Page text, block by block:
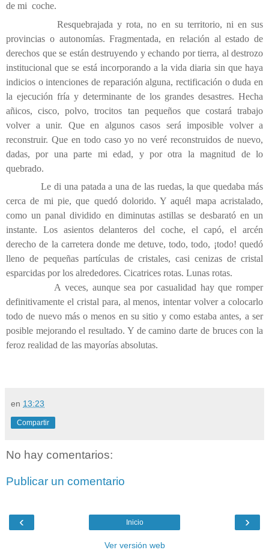
de mi coche.
Resquebrajada y rota, no en su territorio, ni en sus
provincias o autonomías. Fragmentada, en relación al estado de
derechos que se están destruyendo y echando por tierra, al destrozo
institucional que se está incorporando a la vida diaria sin que haya
indicios o intenciones de reparación alguna, rectificación o duda en
la ejecución fría y determinante de los grandes desastres. Hecha
añicos, cisco, polvo, trocitos tan pequeños que costará trabajo
volver a unir. Que en algunos casos será imposible volver a
reconstruir. Que en todo caso yo no veré reconstruidos de nuevo,
dadas, por una parte mi edad, y por otra la magnitud de lo
quebrado.
Le di una patada a una de las ruedas, la que quedaba más
cerca de mi pie, que quedó dolorido. Y aquél mapa acristalado,
como un panal dividido en diminutas astillas se desbarató en un
instante. Los asientos delanteros del coche, el capó, el arcén
derecho de la carretera donde me detuve, todo, todo, ¡todo! quedó
lleno de pequeñas partículas de cristales, casi cenizas de cristal
esparcidas por los alrededores. Cicatrices rotas. Lunas rotas.
A veces, aunque sea por casualidad hay que romper
definitivamente el cristal para, al menos, intentar volver a colocarlo
todo de nuevo más o menos en su sitio y como estaba antes, a ser
posible mejorando el resultado. Y de camino darte de bruces con la
feroz realidad de las mayorías absolutas.
en 13:23
Compartir
No hay comentarios:
Publicar un comentario
‹ ›
Inicio
Ver versión web